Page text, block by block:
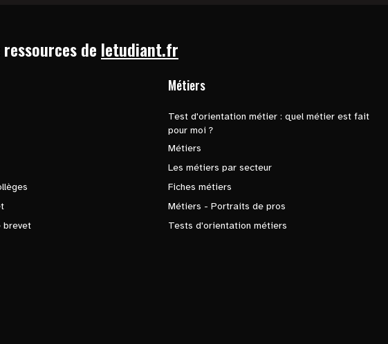
de letudiant.fr
brevet
Métiers
Test d'orientation métier : quel métier est fait
pour moi ?
Métiers
Les métiers par secteur
Fiches métiers
Métiers - Portraits de pros
Tests d'orientation métiers